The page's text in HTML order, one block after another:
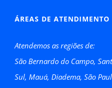
ÁREAS DE ATENDIMENTO
Atendemos as regiões de:
São Bernardo do Campo,
Sul, Mauá, Diadema, São